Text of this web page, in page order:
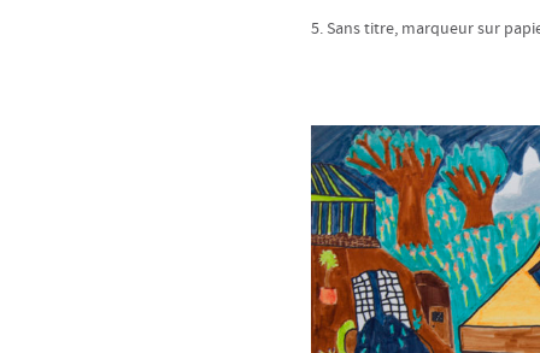
5. Sans titre, marqueur sur